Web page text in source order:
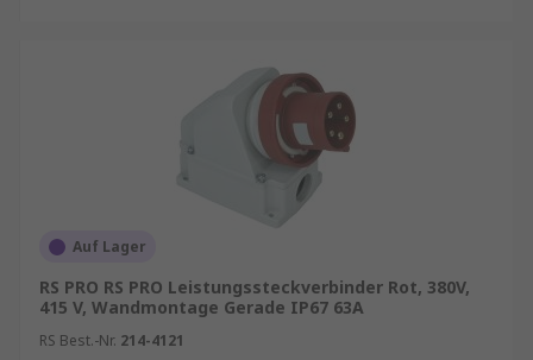
Konstruktive Merkmale und Ausführungen
Leistungssteckverbinder zeichnen sich durch
ihre robuste Bauweise und hohe
Widerstandsfähigkeit gegenüber mechanischen
und umweltbedingten Belastungen aus. Sie sind
Bedingungen entwickelt und bieten maximale
Auf Lager
RS PRO RS PRO Leistungssteckverbinder Rot, 380V,
415 V, Wandmontage Gerade IP67 63A
RS Best.-Nr. 214-4121